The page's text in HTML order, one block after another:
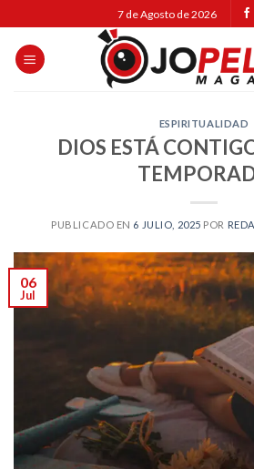
to
content
7 de Agosto de 2026
ESPIRITUALIDAD
DIOS ESTÁ
PUBLICADO EN 6 JULIO, 2025 POR
06
Jul